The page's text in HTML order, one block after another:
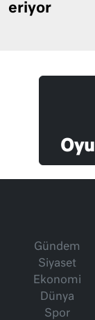
eriyor
Gündem
Siyaset
Ekonomi
Dünya
Spor